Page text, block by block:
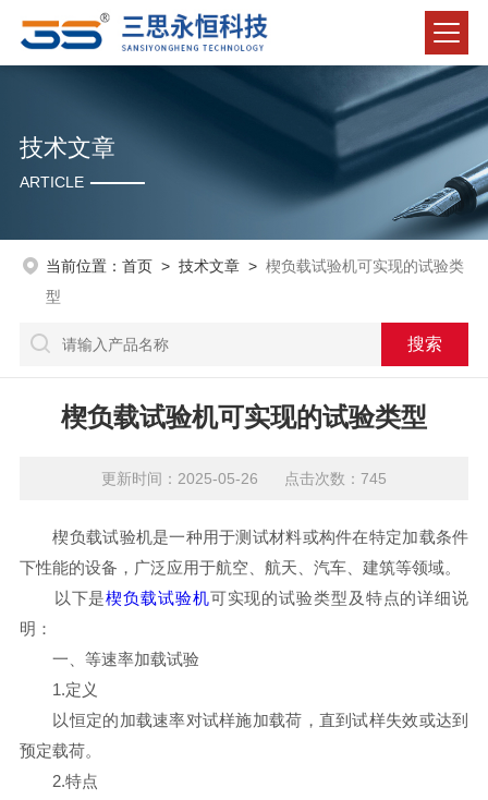
技术文章
ARTICLE
当前位置： 首页> 技术文章> 楔负载试验机可实现的试验类
型
楔负载试验机可实现的试验类型
更新时间：2025-05-26 点击次数：745
楔负载试验机是一种用于测试材料或构件在特定加载条件
下性能的设备，广泛应用于航空、航天、汽车、建筑等领域。
以下是楔负载试验机可实现的试验类型及特点的详细说
明：
一、等速率加载试验
1.定义
以恒定的加载速率对试样施加载荷，直到试样失效或达到
预定载荷。
2.特点